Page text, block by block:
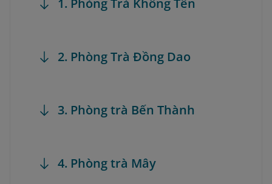
1. Phòng Trà Không Tên
2. Phòng Trà Đồng Dao
3. Phòng trà Bến Thành
4. Phòng trà Mây